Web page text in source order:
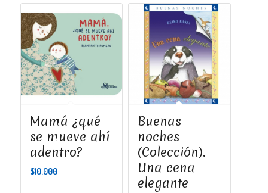
Mamá ¿qué
se mueve ahí
adentro?
$10.000
Buenas
noches
(Colección).
Una cena
elegante